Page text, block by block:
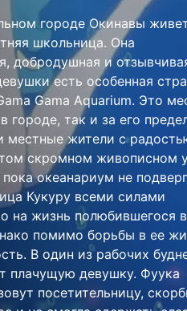
городе Окинавы
школьница. Она
добродушная и
есть особенная
Gama Aquarium. Это
городе, так и за его
жители с
скромном живописном
океанариум не
Кукуру всеми силами
на жизнь полюбившегося
помимо борьбы в ее
В один из рабочих
плачущую девушку. Фуука
посетительницу,